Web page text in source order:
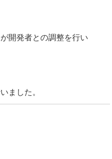
開発者との調整を行い
ました。